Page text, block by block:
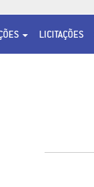
LICITAÇÕES